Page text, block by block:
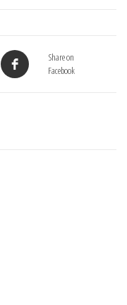
Share on
Facebook